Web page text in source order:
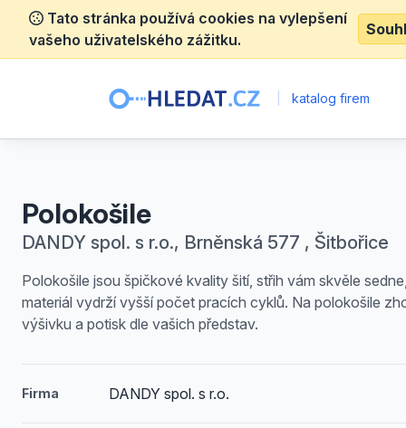
Tato stránka používá cookies na vylepšení
vašeho uživatelského zážitku.
katalog firem
Polokošile
DANDY spol. s r.o., Brněnská 577 , Šitbořice
Polokošile jsou špičkové kvality šití, střih vám skvěle
materiál vydrží vyšší počet pracích cyklů. Na polokošile
výšivku a potisk dle vašich představ.
Firma DANDY spol. s r.o.